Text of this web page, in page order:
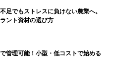
足でもストレスに負けない農業へ。
ント資材の選び方
管理可能！小型・低コストで始める